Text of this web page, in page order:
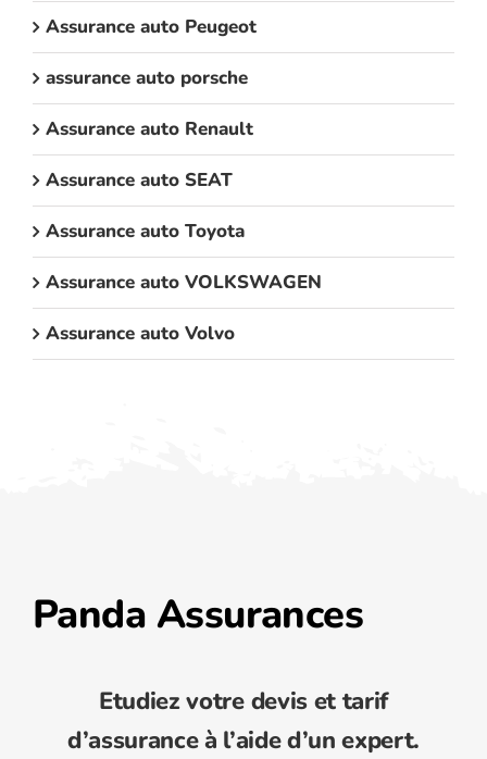
Assurance auto Peugeot
assurance auto porsche
Assurance auto Renault
Assurance auto SEAT
Assurance auto Toyota
Assurance auto VOLKSWAGEN
Assurance auto Volvo
Panda Assurances
Etudiez votre devis et tarif
d’assurance à l’aide d’un expert.